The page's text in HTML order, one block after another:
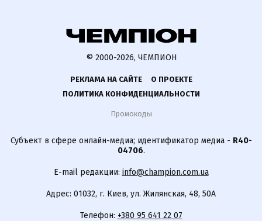
© 2000-2026, ЧЕМПИОН
РЕКЛАМА НА САЙТЕ
О ПРОЕКТЕ
ПОЛИТИКА КОНФИДЕНЦИАЛЬНОСТИ
Промокоды
Субъект в сфере онлайн-медиа; идентификатор медиа - R40-
04706.
E-mail редакции: info@champion.com.ua
Адрес: 01032, г. Киев, ул. Жилянская, 48, 50А
Телефон: +380 95 641 22 07